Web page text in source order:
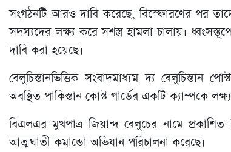
সংগঠনটি আরও দাবি করেছে, বিস্ফোরণের পর
সদস্যদের লক্ষ্য করে সশস্ত্র হামলা চালায়।
দাবি করা হয়েছে।
বেলুচিস্তানভিত্তিক সংবাদমাধ্যম দ্য
অবস্থিত পাকিস্তান কোস্ট গার্ডের একটি ক্যাম্পকে
বিএলএর মুখপাত্র জিয়ান্দ বেলুচের নামে
আত্মঘাতী কমান্ডো অভিযান পরিচালনা করেছে।